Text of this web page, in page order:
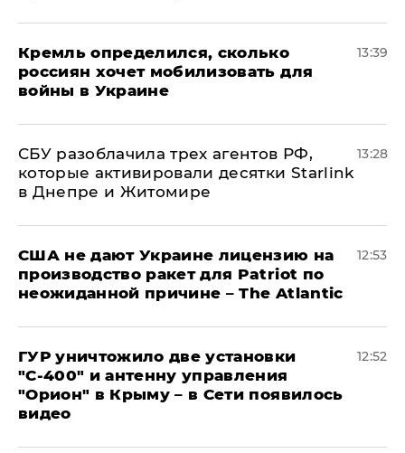
Кремль определился, сколько
россиян хочет мобилизовать для
войны в Украине
13:39
СБУ разоблачила трех агентов РФ,
которые активировали десятки Starlink
в Днепре и Житомире
13:28
США не дают Украине лицензию на
производство ракет для Patriot по
неожиданной причине – The Atlantic
12:53
ГУР уничтожило две установки
"С‑400" и антенну управления
"Орион" в Крыму – в Сети появилось
видео
12:52